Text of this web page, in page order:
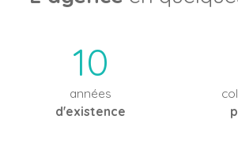
10
années
d'existence